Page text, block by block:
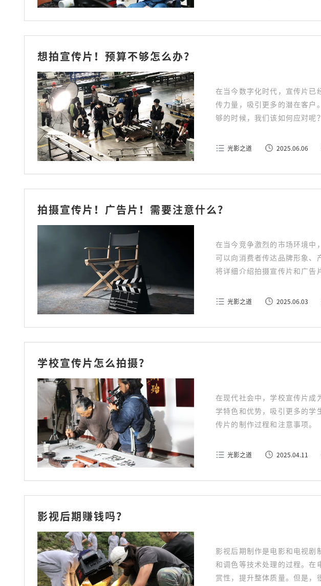
想拍宣传片！预算不够怎么办？
在当今数字化时代，宣传片已
传力量，吸引更多的潜在客户
够的时候，我们该如何应对呢
光影之道 2025.06.06
拍摄宣传片！广告片！需要注意什么？
在当今竞争激烈的市场环境中
可以向消费者传达品牌形象、
将详细介绍拍摄宣传片和广告
光影之道 2025.06.03
学校宣传片怎么拍摄？
在现代社会中，学校宣传片成
学特色和优势，吸引更多的学
传片的制作过程和注意事项。
光影之道 2025.04.11
影视后期赚钱吗？
影视后期制作是电影和电视剧
和调色等技术处理的过程。在
赏性，提升整体质量。但是，